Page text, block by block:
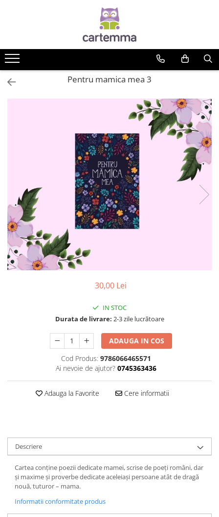
Tematică
Craciun
Activități
Inteligenta emotionala
Limbi străine
Muzicale
Poezii
Povești
Reviste
Știință si natură
Vârstă
Editura Univers
Editura Bookzone
Editura Cartea Copiilor
Editura Cartemma
Pentru mamica mea 3
30,00 Lei
IN STOC
Durata de livrare: 2-3 zile lucrătoare
ADAUGA IN COS
Cod Produs: 9786066465571
Ai nevoie de ajutor? 0745363436
Adauga la Favorite Cere informatii
Descriere
Cartea conţine poezii dedicate mamei, scrise de poeţi români, dar
şi maxime şi proverbe dedicate aceleiaşi persoane atât de dragă
nouă, tuturor – mama.
Informatii conformitate produs